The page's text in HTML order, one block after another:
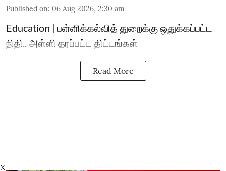
Published on: 06 Aug 2026, 2:30 am
Education | பள்ளிக்கல்வித் துறைக்கு ஒதுக்கப்பட்ட
நிதி.. அள்ளி தரப்பட்ட திட்டங்கள்
Read More
X